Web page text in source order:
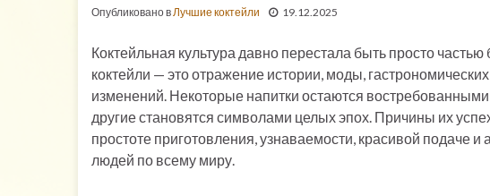
Опубликовано вЛучшие коктейли 19.12.2025
Коктейльная культура давно перестала быть просто
коктейли — это отражение истории, моды,
изменений. Некоторые напитки остаются востребованными
другие становятся символами целых эпох. Причины их
простоте приготовления, узнаваемости, красивой подаче
людей по всему миру.